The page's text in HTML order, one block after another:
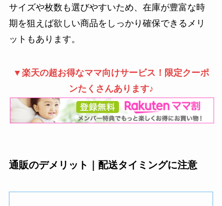
サイズや枚数も選びやすいため、在庫が豊富な時
期を狙えば欲しい商品をしっかり確保できるメリ
ットもあります。
▼楽天の超お得なママ向けサービス！限定クーポ
ンたくさんあります♪
通販のデメリット｜配送タイミングに注意